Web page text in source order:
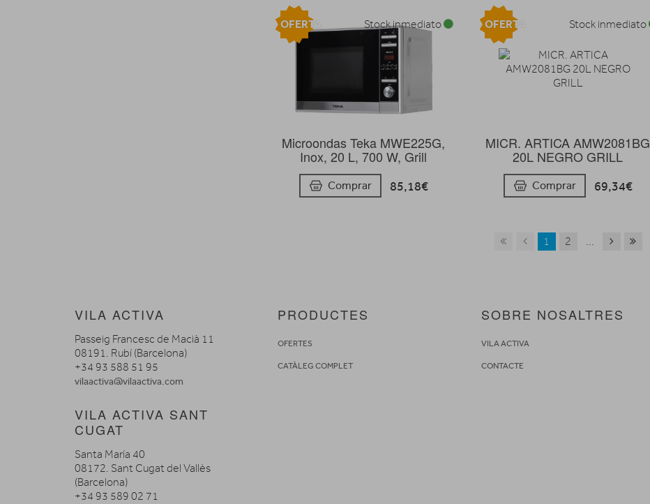
Microondas Teka MWE225G,
Inox, 20 L, 700 W, Grill
Comprar 85,18€
Stock inmediato
OFERTA
MICR. ARTICA AMW2081BG
20L NEGRO GRILL
Comprar 69,34€
Stock inmediato
OFERTA
1 2 ...
VILA ACTIVA
Passeig Francesc de Macià 11
08191. Rubí (Barcelona)
+34 93 588 51 95
vilaactiva@vilaactiva.com
VILA ACTIVA SANT
CUGAT
Santa María 40
08172. Sant Cugat del Vallès
(Barcelona)
+34 93 589 02 71
PRODUCTES
OFERTES
CATÀLEG COMPLET
SOBRE NOSALTRES
VILA ACTIVA
CONTACTE